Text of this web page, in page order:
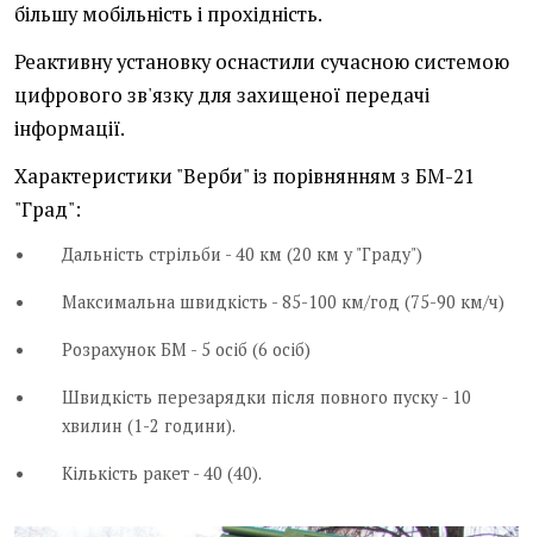
більшу мобільність і прохідність.
Реактивну установку оснастили сучасною системою
цифрового зв'язку для захищеної передачі
інформації.
Характеристики "Верби" із порівнянням з БМ-21
"Град":
Дальність стрільби - 40 км (20 км у "Граду")
Максимальна швидкість - 85-100 км/год (75-90 км/ч)
Розрахунок БМ - 5 осіб (6 осіб)
Швидкість перезарядки після повного пуску - 10
хвилин (1-2 години).
Кількість ракет - 40 (40).